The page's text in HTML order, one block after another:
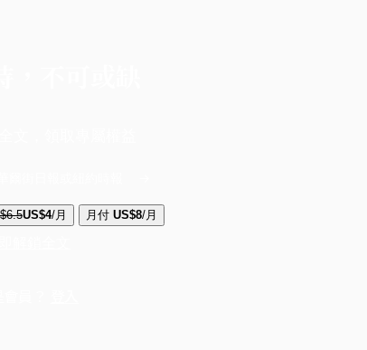
US$4/月 月付 US$8/月